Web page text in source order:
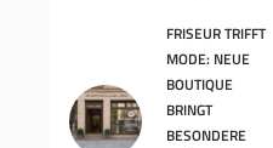
FRISEUR TRIFFT
MODE: NEUE
BOUTIQUE
BRINGT
BESONDERE